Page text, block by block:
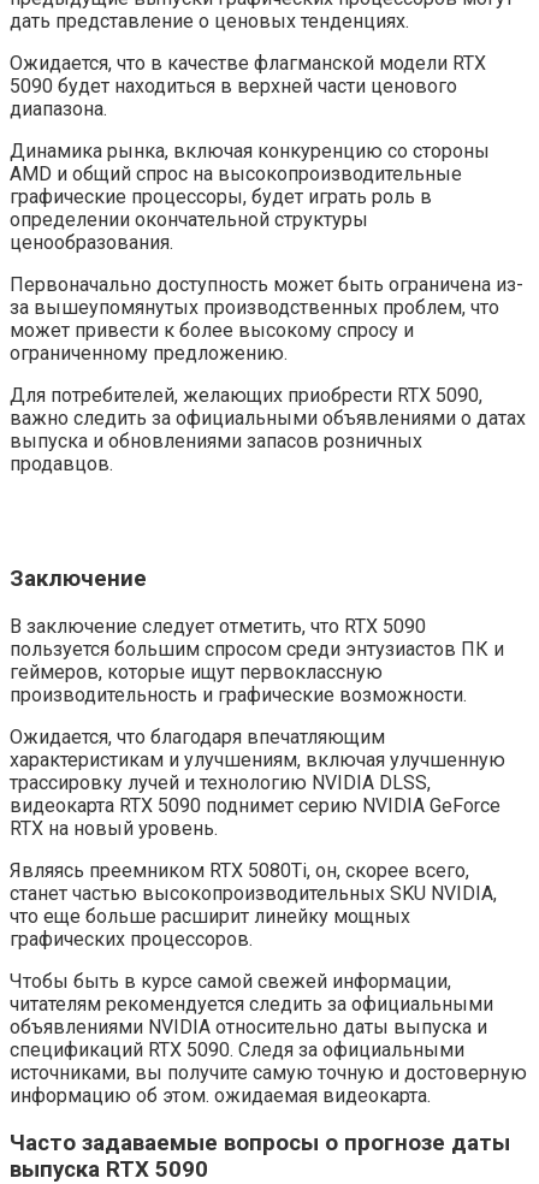
дать представление о ценовых тенденциях.
Ожидается, что в качестве флагманской модели RTX
5090 будет находиться в верхней части ценового
диапазона.
Динамика рынка, включая конкуренцию со стороны
AMD и общий спрос на высокопроизводительные
графические процессоры, будет играть роль в
определении окончательной структуры
ценообразования.
Первоначально доступность может быть ограничена из-
за вышеупомянутых производственных проблем, что
может привести к более высокому спросу и
ограниченному предложению.
Для потребителей, желающих приобрести RTX 5090,
важно следить за официальными объявлениями о датах
выпуска и обновлениями запасов розничных
продавцов.
Заключение
В заключение следует отметить, что RTX 5090
пользуется большим спросом среди энтузиастов ПК и
геймеров, которые ищут первоклассную
производительность и графические возможности.
Ожидается, что благодаря впечатляющим
характеристикам и улучшениям, включая улучшенную
трассировку лучей и технологию NVIDIA DLSS,
видеокарта RTX 5090 поднимет серию NVIDIA GeForce
RTX на новый уровень.
Являясь преемником RTX 5080Ti, он, скорее всего,
станет частью высокопроизводительных SKU NVIDIA,
что еще больше расширит линейку мощных
графических процессоров.
Чтобы быть в курсе самой свежей информации,
читателям рекомендуется следить за официальными
объявлениями NVIDIA относительно даты выпуска и
спецификаций RTX 5090. Следя за официальными
источниками, вы получите самую точную и достоверную
информацию об этом. ожидаемая видеокарта.
Часто задаваемые вопросы о прогнозе даты
выпуска RTX 5090